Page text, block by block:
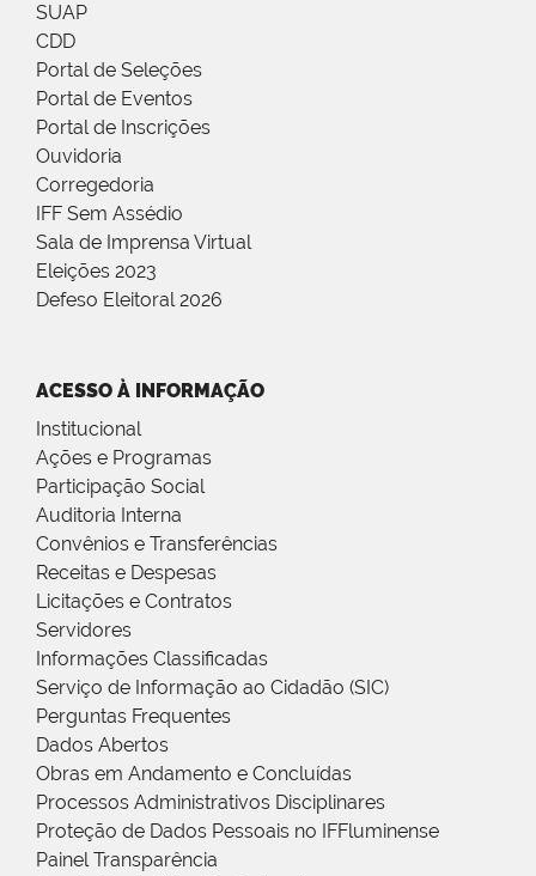
SUAP
CDD
Portal de Seleções
Portal de Eventos
Portal de Inscrições
Ouvidoria
Corregedoria
IFF Sem Assédio
Sala de Imprensa Virtual
Eleições 2023
Defeso Eleitoral 2026
ACESSO À INFORMAÇÃO
Institucional
Ações e Programas
Participação Social
Auditoria Interna
Convênios e Transferências
Receitas e Despesas
Licitações e Contratos
Servidores
Informações Classificadas
Serviço de Informação ao Cidadão (SIC)
Perguntas Frequentes
Dados Abertos
Obras em Andamento e Concluídas
Processos Administrativos Disciplinares
Proteção de Dados Pessoais no IFFluminense
Painel Transparência